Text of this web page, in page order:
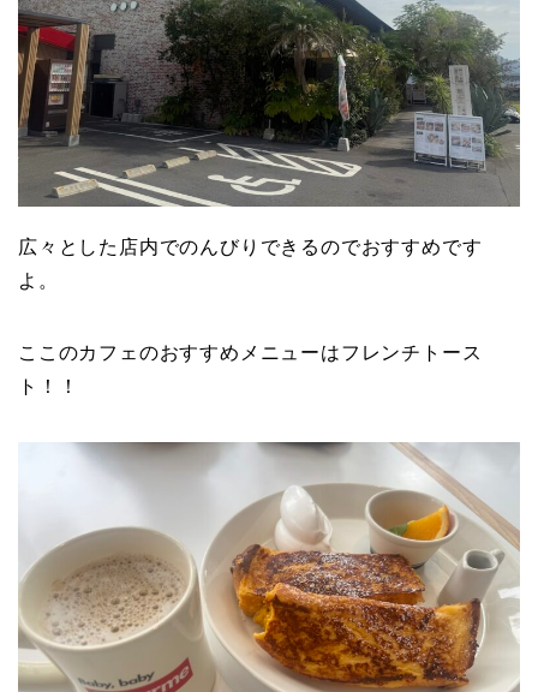
広々とした店内でのんびりできるのでおすすめです
よ。
ここのカフェのおすすめメニューはフレンチトース
ト！！